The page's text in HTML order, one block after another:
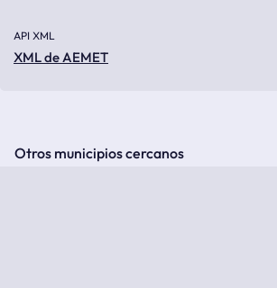
API XML
XML de AEMET
Otros municipios cercanos